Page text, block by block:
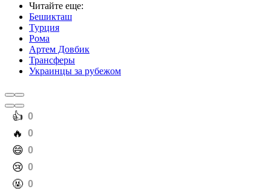
Читайте еще:
Бешикташ
Турция
Рома
Артем Довбик
Трансферы
Украинцы за рубежом
️👍 0
️🔥 0
️😄 0
️😢 0
️🤬 0